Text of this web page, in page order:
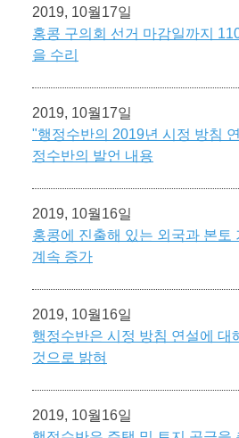
2019, 10월17일
홍콩 구의회 선거 마감일까지
을 수리
2019, 10월17일
"행정수반의 2019년 시정 방침
정수반의 발언 내용
2019, 10월16일
홍콩에 진출해 있는 외국과 본토
계속 증가
2019, 10월16일
행정수반은 시정 방침 연설에 대
것으로 밝혀
2019, 10월16일